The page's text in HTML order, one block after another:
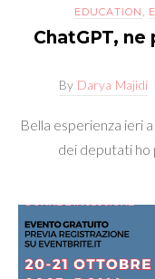
EDUCATION ,
ChatGPT,
By Darya Majidi
Bella esperienza ieri
dei deputati ho